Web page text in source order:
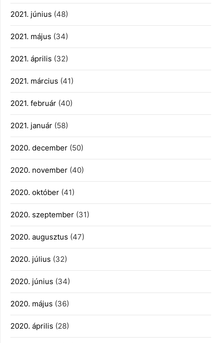
2021. június (48)
2021. május (34)
2021. április (32)
2021. március (41)
2021. február (40)
2021. január (58)
2020. december (50)
2020. november (40)
2020. október (41)
2020. szeptember (31)
2020. augusztus (47)
2020. július (32)
2020. június (34)
2020. május (36)
2020. április (28)